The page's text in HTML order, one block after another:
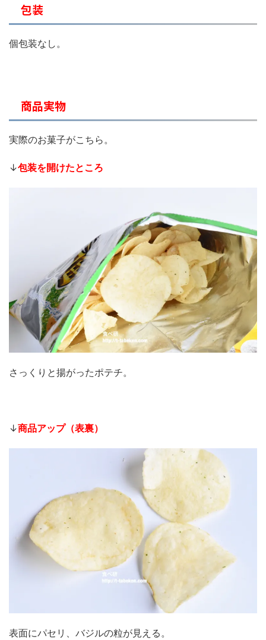
包装
個包装なし。
商品実物
実際のお菓子がこちら。
↓包装を開けたところ
さっくりと揚がったポテチ。
↓商品アップ（表裏）
表面にパセリ、バジルの粒が見える。